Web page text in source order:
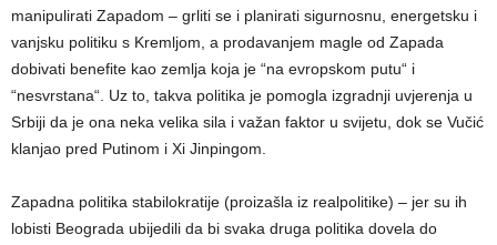
manipulirati Zapadom – grliti se i planirati sigurnosnu, energetsku i
vanjsku politiku s Kremljom, a prodavanjem magle od Zapada
dobivati benefite kao zemlja koja je “na evropskom putu“ i
“nesvrstana“. Uz to, takva politika je pomogla izgradnji uvjerenja u
Srbiji da je ona neka velika sila i važan faktor u svijetu, dok se Vučić
klanjao pred Putinom i Xi Jinpingom.
Zapadna politika stabilokratije (proizašla iz realpolitike) – jer su ih
lobisti Beograda ubijedili da bi svaka druga politika dovela do